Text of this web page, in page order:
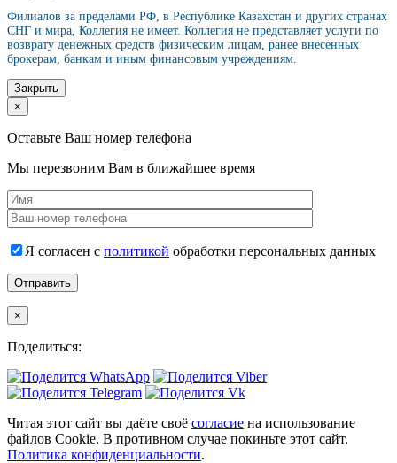
Филиалов за пределами РФ, в Республике Казахстан и других странах
СНГ и мира, Коллегия не имеет. Коллегия не представляет услуги по
возврату денежных средств физическим лицам, ранее внесенных
брокерам, банкам и иным финансовым учреждениям.
Закрыть
×
Оставьте Ваш номер телефона
Мы перезвоним Вам в ближайшее время
Я согласен с политикой обработки персональных данных
×
Поделиться:
Читая этот сайт вы даёте своё согласие на использование
файлов Cookie. В противном случае покиньте этот сайт.
Политика конфиденциальности.